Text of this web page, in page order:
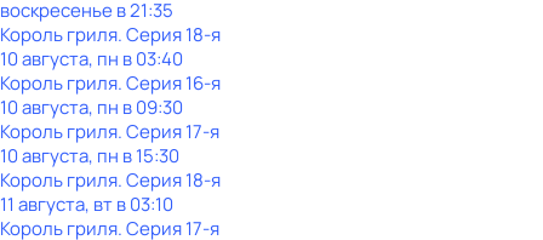
воскресенье в21:35
Король гриля. Серия 18-я
10 августа, пн в 03:40
Король гриля. Серия 16-я
10 августа, пн в 09:30
Король гриля. Серия 17-я
10 августа, пн в 15:30
Король гриля. Серия 18-я
11 августа, вт в 03:10
Король гриля. Серия 17-я